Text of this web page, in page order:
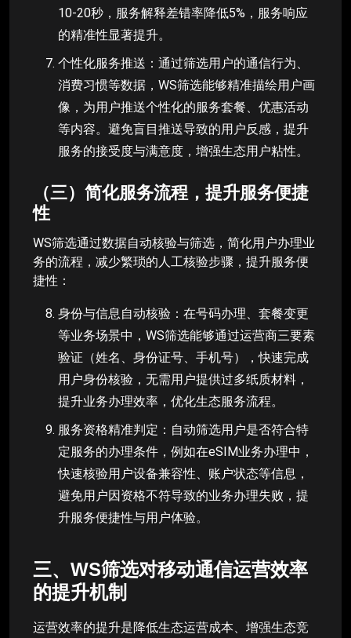
10-20秒，服务解释差错率降低5%，服务响应
的精准性显著提升。
个性化服务推送：通过筛选用户的通信行为、
消费习惯等数据，WS筛选能够精准描绘用户画
像，为用户推送个性化的服务套餐、优惠活动
等内容。避免盲目推送导致的用户反感，提升
服务的接受度与满意度，增强生态用户粘性。
（三）简化服务流程，提升服务便捷
性
WS筛选通过数据自动核验与筛选，简化用户办理业
务的流程，减少繁琐的人工核验步骤，提升服务便
捷性：
身份与信息自动核验：在号码办理、套餐变更
等业务场景中，WS筛选能够通过运营商三要素
验证（姓名、身份证号、手机号），快速完成
用户身份核验，无需用户提供过多纸质材料，
提升业务办理效率，优化生态服务流程。
服务资格精准判定：自动筛选用户是否符合特
定服务的办理条件，例如在eSIM业务办理中，
快速核验用户设备兼容性、账户状态等信息，
避免用户因资格不符导致的业务办理失败，提
升服务便捷性与用户体验。
三、WS筛选对移动通信运营效率
的提升机制
运营效率的提升是降低生态运营成本、增强生态竞